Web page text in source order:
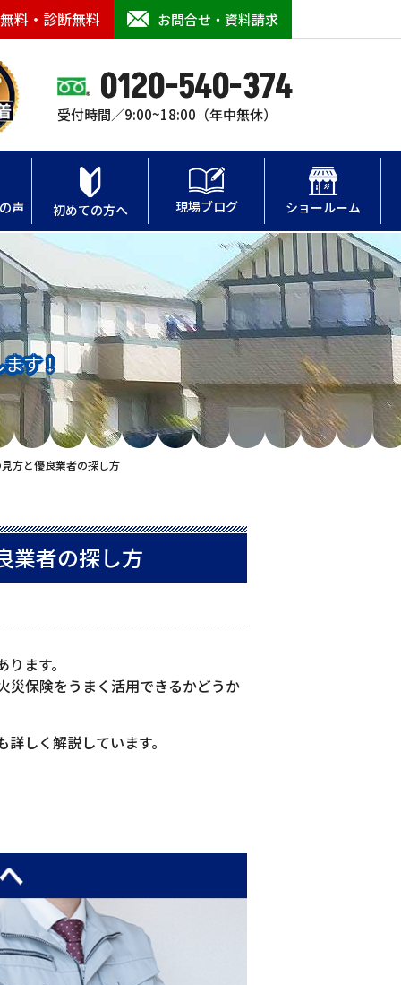
料・診断無料 お問合せ・資料請求
0120-540-374
受付時間／9:00~18:00（年中無休）
声 初めての方へ 現場ブログ ショールーム
す！
方と優良業者の探し方
業者の探し方
ます。
災保険をうまく活用できるかどうか
しく解説しています。